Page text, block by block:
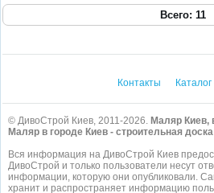
Всего: 11
Контакты
© ДивоСтрой Киев, 2011-2026. Маляр Киев,
Маляр в городе Киев - строительная
Вся информация на ДивоСтрой Киев
ДивоСтрой и только пользователи несут
информации, которую они опубликовали.
хранит и распространяет информацию